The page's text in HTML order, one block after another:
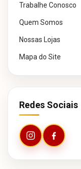
Trabalhe Conosco
Quem Somos
Nossas Lojas
Mapa do Site
Redes Sociais